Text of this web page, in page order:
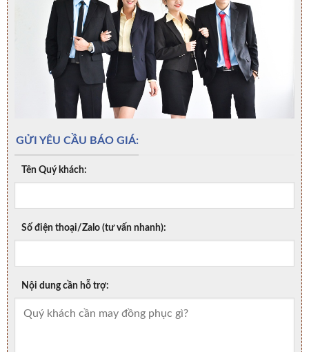
GỬI YÊU CẦU BÁO GIÁ:
Tên Quý khách:
Số điện thoại/Zalo (tư vấn nhanh):
Nội dung cần hỗ trợ: